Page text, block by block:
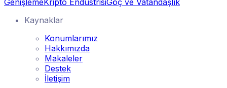
Kaynaklar
Konumlarımız
Hakkımızda
Makaleler
Destek
İletişim